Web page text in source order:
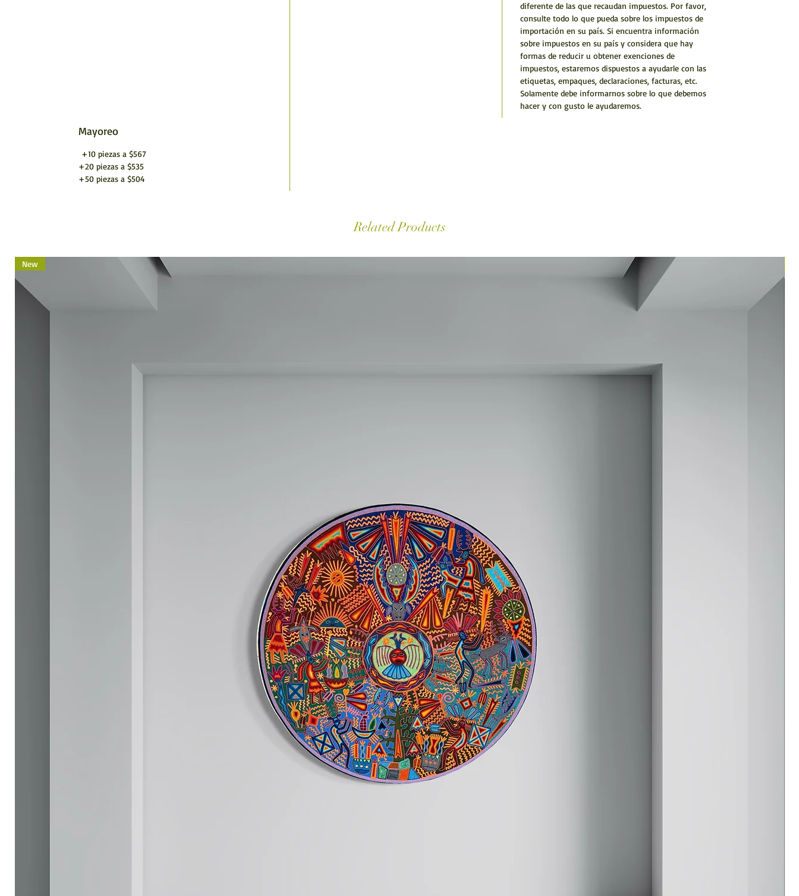
diferente de las que recaudan impuestos. Por favor,
consulte todo lo que pueda sobre los impuestos de
importación en su país. Si encuentra información
sobre impuestos en su país y considera que hay
formas de reducir u obtener exenciones de
impuestos, estaremos dispuestos a ayudarle con las
etiquetas, empaques, declaraciones, facturas, etc.
Solamente debe informarnos sobre lo que debemos
hacer y con gusto le ayudaremos.
Mayoreo
+10 piezas a $567
+20 piezas a $535
+50 piezas a $504
Related Products
New